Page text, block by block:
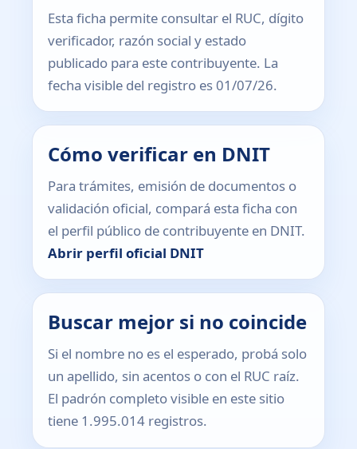
Esta ficha permite consultar el RUC, dígito
verificador, razón social y estado
publicado para este contribuyente. La
fecha visible del registro es 01/07/26.
Cómo verificar en DNIT
Para trámites, emisión de documentos o
validación oficial, compará esta ficha con
el perfil público de contribuyente en DNIT.
Abrir perfil oficial DNIT
Buscar mejor si no coincide
Si el nombre no es el esperado, probá solo
un apellido, sin acentos o con el RUC raíz.
El padrón completo visible en este sitio
tiene 1.995.014 registros.